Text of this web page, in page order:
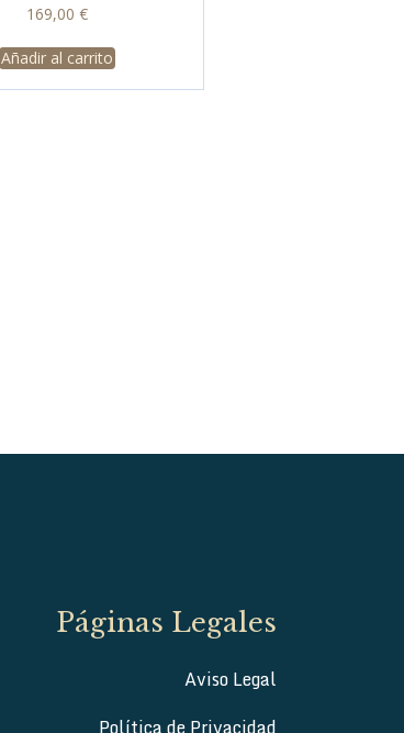
169,00 €
Añadir al carrito
Páginas Legales
Aviso Legal